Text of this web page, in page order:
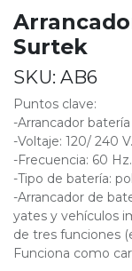
Surtek
SKU: AB6
Puntos clave:
-Arrancador
-Voltaje: 120/ 240 V.
-Frecuencia: 60 Hz.
-Tipo de batería:
-Arrancador de
yates y vehículos
de tres funciones
Funciona como